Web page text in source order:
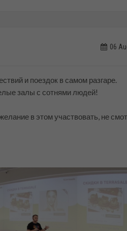
06
и поездок в самом разгаре.
залы с сотнями людей!
в этом участвовать, не
которого самым главным
внутри компании - делается в
подходов и технологий
- присоединяйтесь!